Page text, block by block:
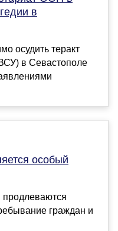
в
осудить теракт
в Севастополе
особый
продлеваются
граждан и